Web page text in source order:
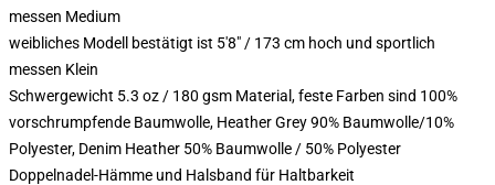
messen Medium
weibliches Modell bestätigt ist 5'8" / 173 cm hoch und sportlich
messen Klein
Schwergewicht 5.3 oz / 180 gsm Material, feste Farben sind 100%
vorschrumpfende Baumwolle, Heather Grey 90% Baumwolle/10%
Polyester, Denim Heather 50% Baumwolle / 50% Polyester
Doppelnadel-Hämme und Halsband für Haltbarkeit